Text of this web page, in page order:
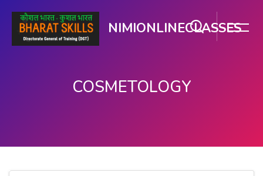
NIMIONLINECLASSES
COSMETOLOGY